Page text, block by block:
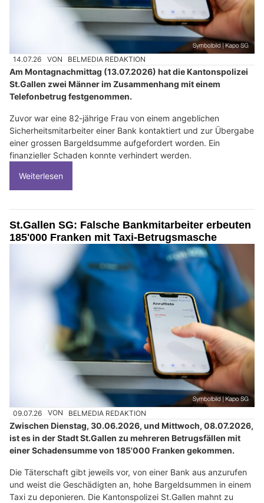
14.07.26 VON BELMEDIA REDAKTION
Am Montagnachmittag (13.07.2026) hat die Kantonspolizei
St.Gallen zwei Männer im Zusammenhang mit einem
Telefonbetrug festgenommen.
Zuvor war eine 82-jährige Frau von einem angeblichen
Sicherheitsmitarbeiter einer Bank kontaktiert und zur Übergabe
einer grossen Bargeldsumme aufgefordert worden. Ein
finanzieller Schaden konnte verhindert werden.
Weiterlesen
St.Gallen SG: Falsche Bankmitarbeiter erbeuten
185'000 Franken mit Taxi-Betrugsmasche
09.07.26 VON BELMEDIA REDAKTION
Zwischen Dienstag, 30.06.2026, und Mittwoch, 08.07.2026,
ist es in der Stadt St.Gallen zu mehreren Betrugsfällen mit
einer Schadensumme von 185'000 Franken gekommen.
Die Täterschaft gibt jeweils vor, von einer Bank aus anzurufen
und weist die Geschädigten an, hohe Bargeldsummen in einem
Taxi zu deponieren. Die Kantonspolizei St.Gallen mahnt zu